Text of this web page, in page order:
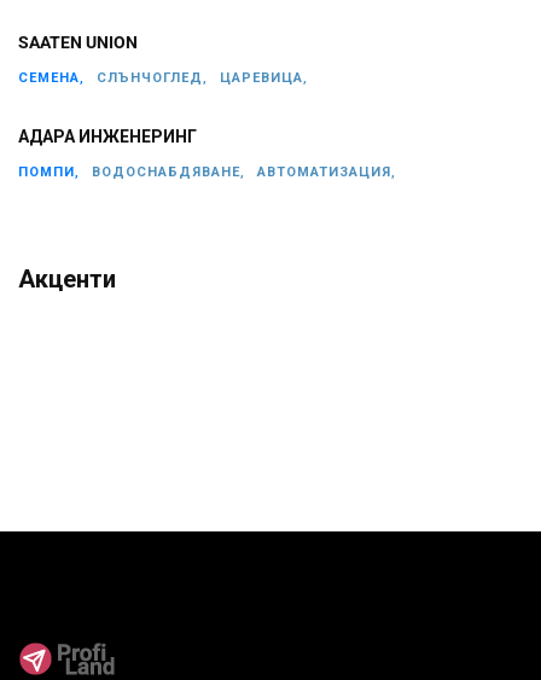
SAATEN UNION
СЕМЕНА, СЛЪНЧОГЛЕД, ЦАРЕВИЦА,
АДАРА ИНЖЕНЕРИНГ
ПОМПИ, ВОДОСНАБДЯВАНЕ, АВТОМАТИЗАЦИЯ,
Акценти